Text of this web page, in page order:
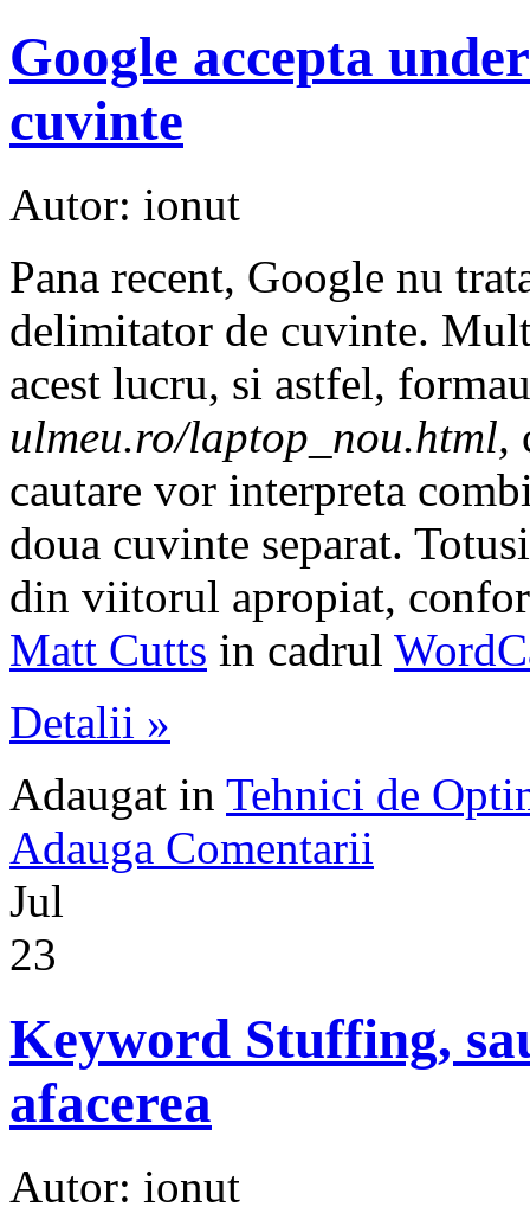
Google accepta
cuvinte
Autor: ionut
Pana recent, Google nu
delimitator de cuvinte.
acest lucru, si astfel,
ulmeu.ro/laptop_nou.html,
cautare vor interpreta
doua cuvinte separat.
din viitorul apropiat,
Matt Cutts in cadrul
Detalii »
Adaugat in Tehnici de
Adauga Comentarii
Jul
23
Keyword Stuffing,
afacerea
Autor: ionut